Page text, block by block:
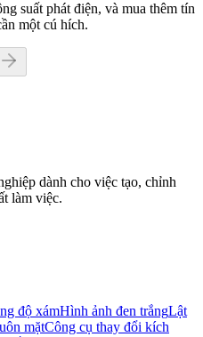
suất phát điện, và mua thêm tín
một cú hích.
dành cho việc tạo, chỉnh
làm việc.
độ xámHình ảnh đen trắngLật
mặtCông cụ thay đổi kích